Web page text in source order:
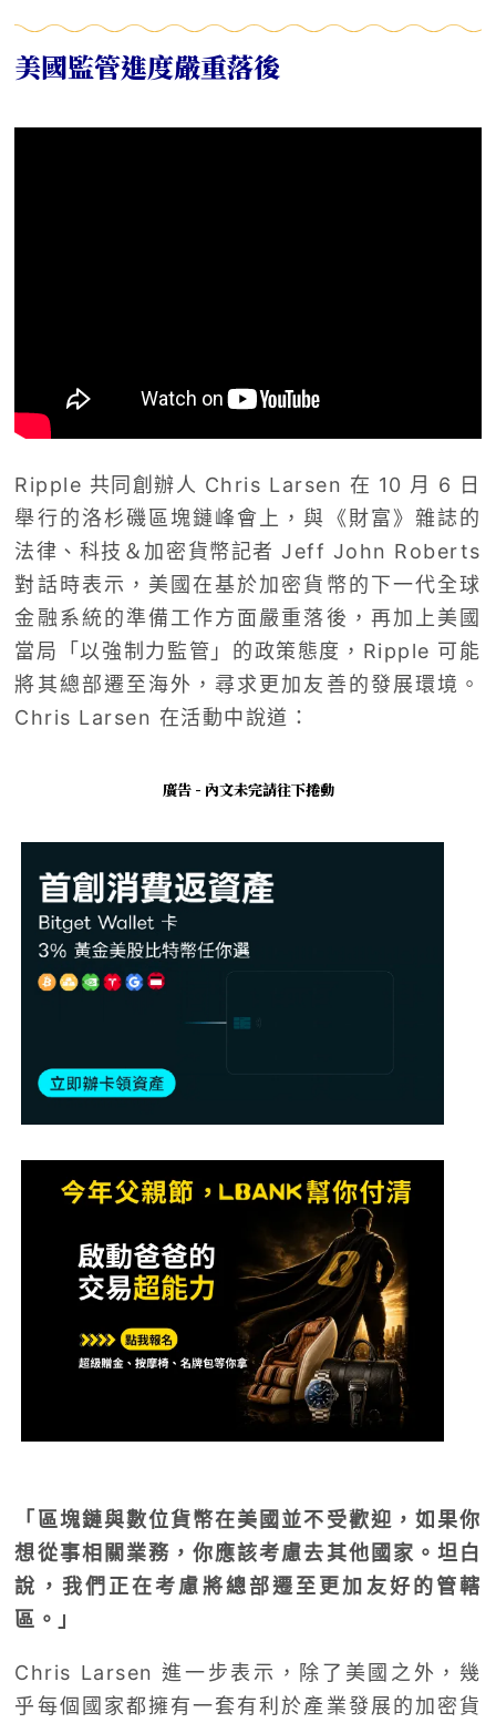
美國監管進度嚴重落後
Ripple 共同創辦人 Chris Larsen 在 10 月 6 日
舉行的洛杉磯區塊鏈峰會上，與《財富》雜誌的
法律、科技＆加密貨幣記者 Jeff John Roberts
對話時表示，美國在基於加密貨幣的下一代全球
金融系統的準備工作方面嚴重落後，再加上美國
當局「以強制力監管」的政策態度，Ripple 可能
將其總部遷至海外，尋求更加友善的發展環境。
Chris Larsen 在活動中說道：
廣告 - 內文未完請往下捲動
「區塊鏈與數位貨幣在美國並不受歡迎，如果你
想從事相關業務，你應該考慮去其他國家。坦白
說，我們正在考慮將總部遷至更加友好的管轄
區。」
Chris Larsen 進一步表示，除了美國之外，幾
乎每個國家都擁有一套有利於產業發展的加密貨